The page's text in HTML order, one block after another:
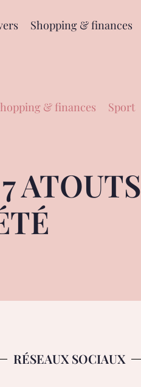
Shopping & finances
& finances Sport
ATOUTS
RÉSEAUX SOCIAUX